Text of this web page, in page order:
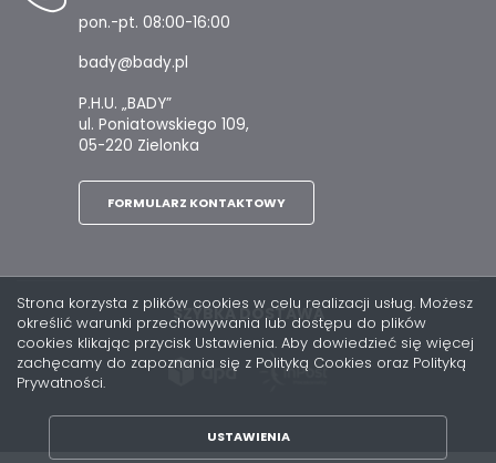
pon.-pt. 08:00-16:00
bady@bady.pl
P.H.U. „BADY”
ul. Poniatowskiego 109,
05-220 Zielonka
FORMULARZ KONTAKTOWY
SZYBKA DOSTAWA
Strona korzysta z plików cookies w celu realizacji usług. Możesz
określić warunki przechowywania lub dostępu do plików
cookies klikając przycisk Ustawienia. Aby dowiedzieć się więcej
zachęcamy do zapoznania się z Polityką Cookies oraz Polityką
Prywatności.
USTAWIENIA